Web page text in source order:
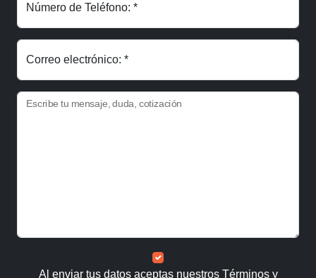
Número de Teléfono: *
Correo electrónico: *
Escribe tu mensaje, duda, cotización
Al enviar tus datos aceptas nuestros Términos y